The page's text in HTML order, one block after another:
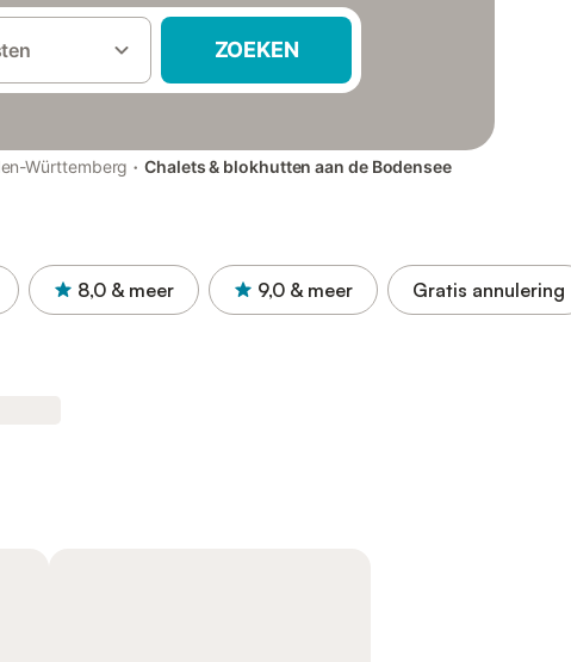
ZOEKEN
Württemberg · Chalets & blokhutten aan de Bodensee
8,0 & meer 9,0 & meer Gratis annulering